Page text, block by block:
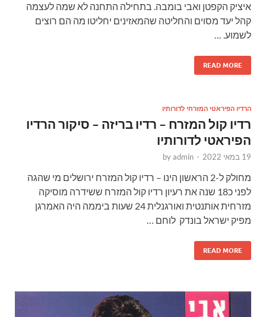
איציק הקפטן ואבי בומבה. בתחילה התחנה לא שמה לעצמה
קהל יעד מסוים והחליטה שהמאזינים יחליטו מה הם רוצים
לשמוע. …
READ MORE
הרדיו הפיראטי המזרחי לדורותיו
רדיו קול המזרח – רדיו בריזה – סיקור הרדיו
הפיראטי לדורותיו
19 במאי 2022 -
byadmin
מחולק ל-2 הראשון הינו – רדיו קול המזרח ירושלים מי שהגה
לפני כ18 שנה את רעיון רדיו קול המזרח ששידרה מוסיקה
מזרחית אותנטית ואורגנלית 24 שעות ביממה היה האמרגן
מפיק ישראל בונדק לוחם …
READ MORE